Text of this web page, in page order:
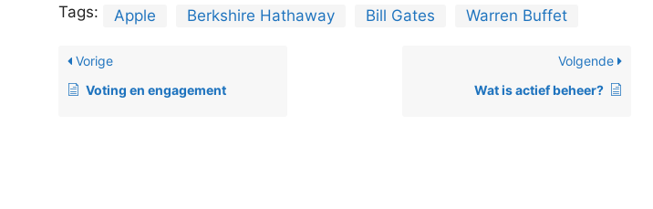
Tags: Apple Berkshire Hathaway Bill Gates Warren Buffet
Vorige
Voting en engagement
Volgende
Wat is actief beheer?